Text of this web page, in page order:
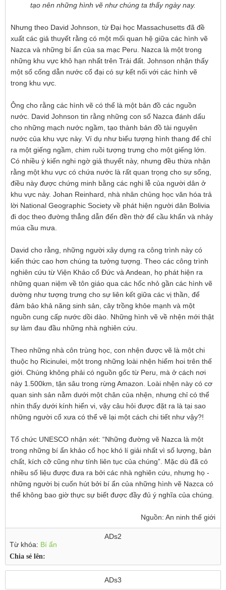
tạo nên những hình vẽ như chúng ta thấy ngày nay.
Nhưng theo David Johnson, từ Đại học Massachusetts đã đề
xuất các giả thuyết rằng có một mối quan hệ giữa các hình vẽ
Nazca và những bí ẩn của sa mạc Peru. Nazca là một trong
những khu vực khô hạn nhất trên Trái đất. Johnson nhận thấy
một số cống dẫn nước cổ đại có sự kết nối với các hình vẽ
trong khu vực.
Ông cho rằng các hình vẽ có thể là một bản đồ các nguồn
nước. David Johnson tin rằng những con số Nazca đánh dấu
cho những mạch nước ngầm, tạo thành bản đồ tài nguyên
nước của khu vực này. Ví dụ như biểu tượng hình thang để chỉ
ra một giếng ngầm, chim ruồi tượng trưng cho một giếng lớn.
Có nhiều ý kiến nghi ngờ giả thuyết này, nhưng đều thừa nhận
rằng một khu vực có chứa nước là rất quan trọng cho sự sống,
điều này được chứng minh bằng các nghi lễ của người dân ở
khu vực này. Johan Reinhard, nhà nhân chủng học văn hóa trả
lời National Geographic Society về phát hiện người dân Bolivia
đi dọc theo đường thẳng dẫn đến đền thờ để cầu khẩn và nhảy
múa cầu mưa.
David cho rằng, những người xây dựng ra công trình này có
kiến thức cao hơn chúng ta tưởng tượng. Theo các công trình
nghiên cứu từ Viện Khảo cổ Đức và Andean, họ phát hiện ra
những quan niệm về tôn giáo qua các hốc nhỏ gần các hình vẽ
dường như tượng trưng cho sự liên kết giữa các vị thần, để
đảm bảo khả năng sinh sản, cây trồng khỏe mạnh và một
nguồn cung cấp nước dồi dào. Những hình vẽ về nhện mới thật
sự làm đau đầu những nhà nghiên cứu.
Theo những nhà côn trùng học, con nhện được vẽ là một chi
thuộc họ Ricinulei, một trong những loài nhện hiếm hoi trên thế
giới. Chúng không phải có nguồn gốc từ Peru, mà ở cách nơi
này 1.500km, tận sâu trong rừng Amazon. Loài nhện này có cơ
quan sinh sản nằm dưới một chân của nhện, nhưng chỉ có thể
nhìn thấy dưới kính hiển vi, vậy câu hỏi được đặt ra là tại sao
những người cổ xưa có thể vẽ lại một cách chi tiết như vậy?!
Tổ chức UNESCO nhận xét: “Những đường vẽ Nazca là một
trong những bí ẩn khảo cổ học khó lí giải nhất vì số lượng, bản
chất, kích cỡ cũng như tính liên tục của chúng”. Mặc dù đã có
nhiều số liệu được đưa ra bởi các nhà nghiên cứu, nhưng họ -
những người bị cuốn hút bởi bí ẩn của những hình vẽ Nazca có
thể không bao giờ thực sự biết được đầy đủ ý nghĩa của chúng.
Nguồn: An ninh thế giới
ADs2
Từ khóa: Bí ẩn
Chia sẻ lên:
ADs3